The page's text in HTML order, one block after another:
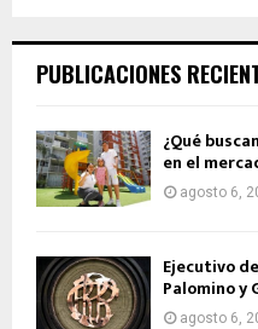
PUBLICACIONES
¿Qué
en el
agosto 6,
Ejecutivo
Palomino y
agosto 6,